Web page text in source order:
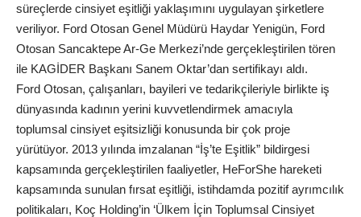
süreçlerde cinsiyet eşitliği yaklaşımını uygulayan şirketlere
veriliyor. Ford Otosan Genel Müdürü Haydar Yenigün, Ford
Otosan Sancaktepe Ar-Ge Merkezi’nde gerçekleştirilen tören
ile KAGİDER Başkanı Sanem Oktar’dan sertifikayı aldı.
Ford Otosan, çalışanları, bayileri ve tedarikçileriyle birlikte iş
dünyasında kadının yerini kuvvetlendirmek amacıyla
toplumsal cinsiyet eşitsizliği konusunda bir çok proje
yürütüyor. 2013 yılında imzalanan “İş’te Eşitlik” bildirgesi
kapsamında gerçekleştirilen faaliyetler, HeForShe hareketi
kapsamında sunulan fırsat eşitliği, istihdamda pozitif ayrımcılık
politikaları, Koç Holding’in ‘Ülkem İçin Toplumsal Cinsiyet